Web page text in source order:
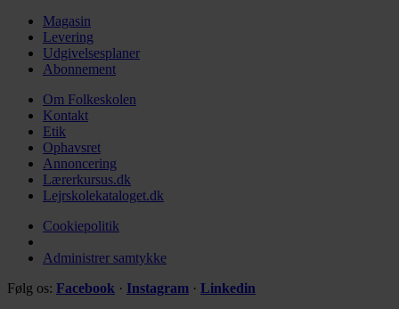
Magasin
Levering
Udgivelsesplaner
Abonnement
Om Folkeskolen
Kontakt
Etik
Ophavsret
Annoncering
Lærerkursus.dk
Lejrskolekataloget.dk
Cookiepolitik
Administrer samtykke
Følg os: Facebook · Instagram · Linkedin